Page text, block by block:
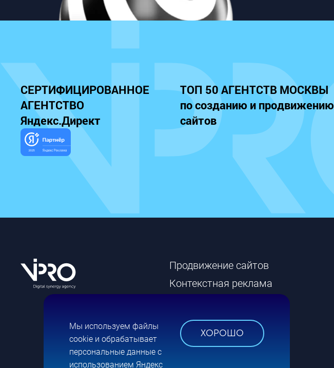
СЕРТИФИЦИРОВАННОЕ
АГЕНТСТВО
Яндекс.Директ
ТОП 50 АГЕНТСТВ МОСКВЫ
по созданию и продвижению
сайтов
Продвижение сайтов
Контекстная реклама
Брендинг
Мы используем файлы
cookie и обрабатывает
персональные данные с
использованием Яндекс
ХОРОШО